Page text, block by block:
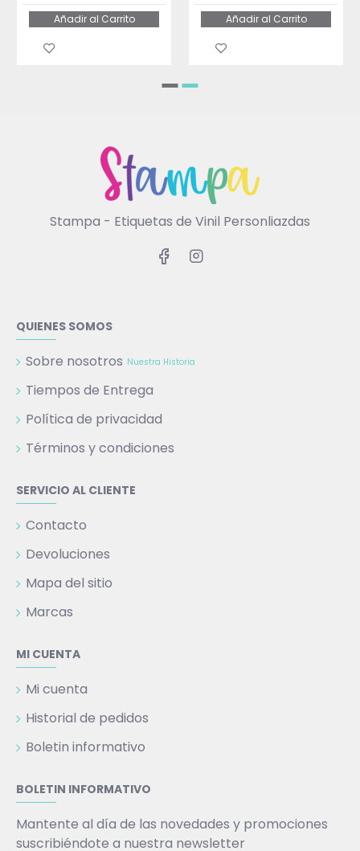
Añadir al Carrito Añadir al Carrito
Stampa - Etiquetas de Vinil Personliazdas
QUIENES SOMOS
Sobre nosotros Nuestra Historia
Tiempos de Entrega
Política de privacidad
Términos y condiciones
SERVICIO AL CLIENTE
Contacto
Devoluciones
Mapa del sitio
Marcas
MI CUENTA
Mi cuenta
Historial de pedidos
Boletin informativo
BOLETIN INFORMATIVO
Mantente al día de las novedades y promociones
suscribiéndote a nuestra newsletter